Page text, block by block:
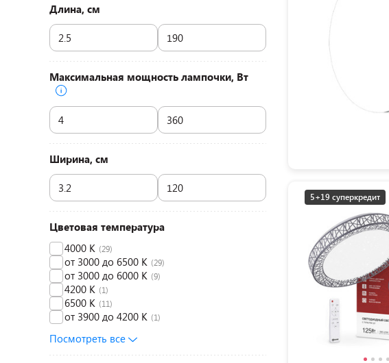
Длина, см
Максимальная мощность лампочки, Вт
Ширина, см
Цветовая температура
4000 K (29)
от 3000 до 6500 K (29)
от 3000 до 6000 K (9)
4200 K (1)
6500 К (11)
от 3900 до 4200 K (1)
Посмотреть все
5+19 суперкредит